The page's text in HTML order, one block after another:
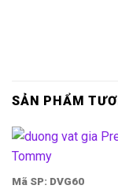
SẢN PHẨM
Mã SP: DVG60